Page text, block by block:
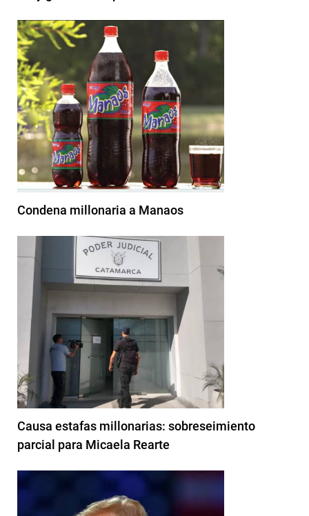
Condena millonaria a Manaos
Causa estafas millonarias: sobreseimiento
parcial para Micaela Rearte